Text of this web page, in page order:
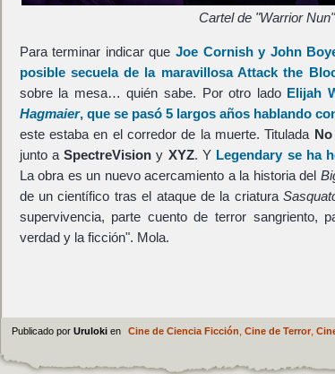
Cartel de "Warrior
Para terminar indicar que Joe Cornishy John
posible secuela de la maravillosa Attack the
sobre la mesa… quién sabe. Por otro lado Elijah
Hagmaier, que se pasó 5 largos años hablando
este estaba en el corredor de la muerte. Titulada
junto aSpectreVision y XYZ. Y Legendary se ha
La obra es un nuevo acercamiento a la historia del
de un científico tras el ataque de la criatura
supervivencia, parte cuento de terror sangriento,
verdad y la ficción". Mola.
Publicado por Uruloki en Cine de Ciencia Ficción Cine de Terror,